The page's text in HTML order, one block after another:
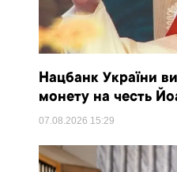
Нацбанк України
монету на честь
07.08.2026 15:29